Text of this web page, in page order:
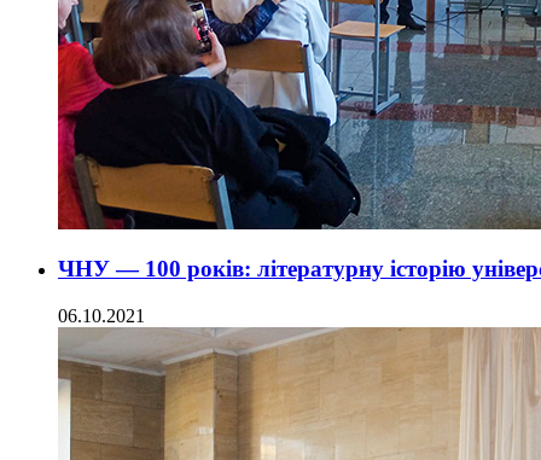
ЧНУ — 100 років: літературну історію
06.10.2021